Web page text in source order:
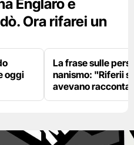
Englaro e
Ora rifarei un
oggi
La frase sulle
nanismo: "Riferii
avevano